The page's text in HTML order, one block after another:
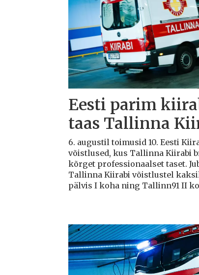
Eesti parim
taas Tallinna
6. augustil toimusid 10. Eesti
võistlused, kus Tallinna Kiirabi
kõrget professionaalset taset.
Tallinna Kiirabi võistlustel
pälvis I koha ning Tallinn91 II